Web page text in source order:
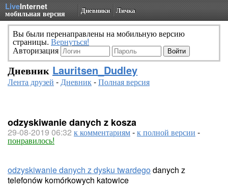
LiveInternet
мобильная версия Дневники Личка
Вы были перенаправлены на мобильную версию
страницы. Вернуться!
Авторизация
Дневник Lauritsen_Dudley
Лента друзей -Дневник-Полная версия
odzyskiwanie danych z kosza
29-08-2019 06:32 к комментариям-к полной версии -
понравилось!
odzyskiwanie danych z dysku twardegodanych z
telefonów komórkowych katowice